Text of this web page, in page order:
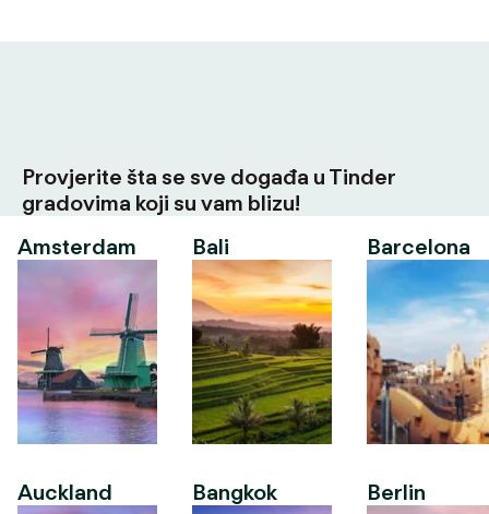
Provjerite šta se sve događa u Tinder
gradovima koji su vam blizu!
Amsterdam
Auckland
Bali
Bangkok
Barcelona
Berlin